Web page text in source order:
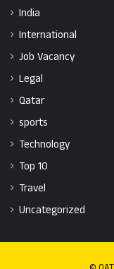
India
International
Job Vacancy
Legal
Qatar
sports
Technology
Top 10
Travel
Uncategorized